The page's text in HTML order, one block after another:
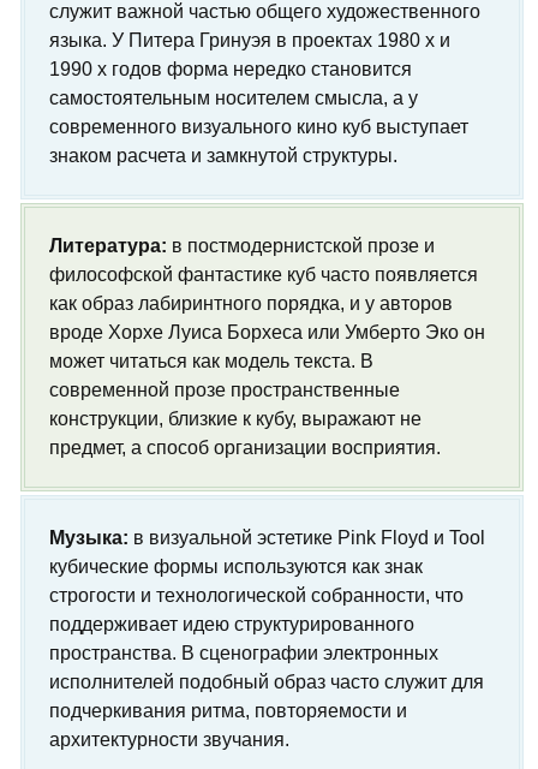
служит важной частью общего художественного
языка. У Питера Гринуэя в проектах 1980 х и
1990 х годов форма нередко становится
самостоятельным носителем смысла, а у
современного визуального кино куб выступает
знаком расчета и замкнутой структуры.
Литература: в постмодернистской прозе и
философской фантастике куб часто появляется
как образ лабиринтного порядка, и у авторов
вроде Хорхе Луиса Борхеса или Умберто Эко он
может читатьcя как модель текста. В
современной прозе пространственные
конструкции, близкие к кубу, выражают не
предмет, а способ организации восприятия.
Музыка: в визуальной эстетике Pink Floyd и Tool
кубические формы используются как знак
строгости и технологической собранности, что
поддерживает идею структурированного
пространства. В сценографии электронных
исполнителей подобный образ часто служит для
подчеркивания ритма, повторяемости и
архитектурности звучания.